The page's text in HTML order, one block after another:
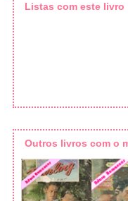
Listas com este livro
Outros livros com o